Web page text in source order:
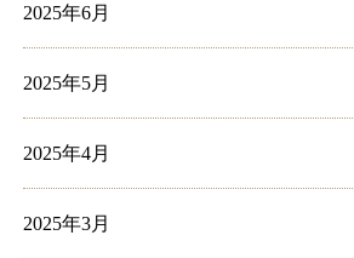
2025年6月
2025年5月
2025年4月
2025年3月